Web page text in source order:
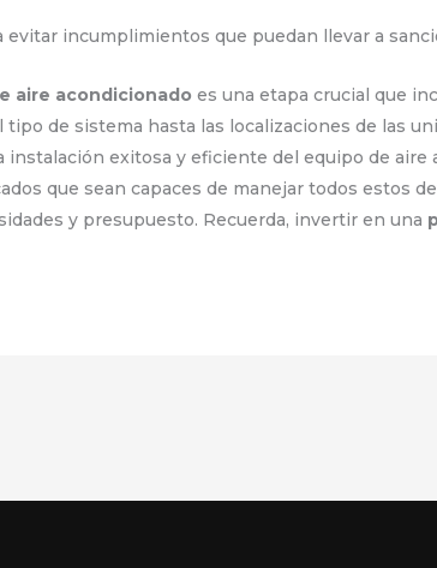
incumplimientos que puedan llevar a
aire acondicionado es una etapa crucial que
de sistema hasta las localizaciones de las
exitosa y eficiente del equipo de aire
que sean capaces de manejar todos estos
y presupuesto. Recuerda, invertir en una